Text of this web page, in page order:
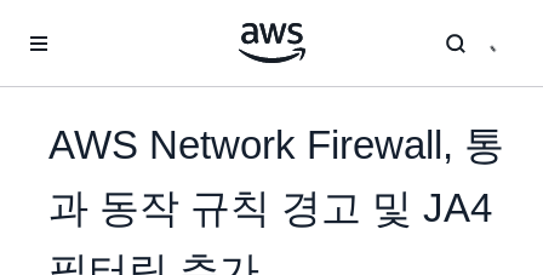
AWS Network Firewall, 통
과 동작 규칙 경고 및 JA4